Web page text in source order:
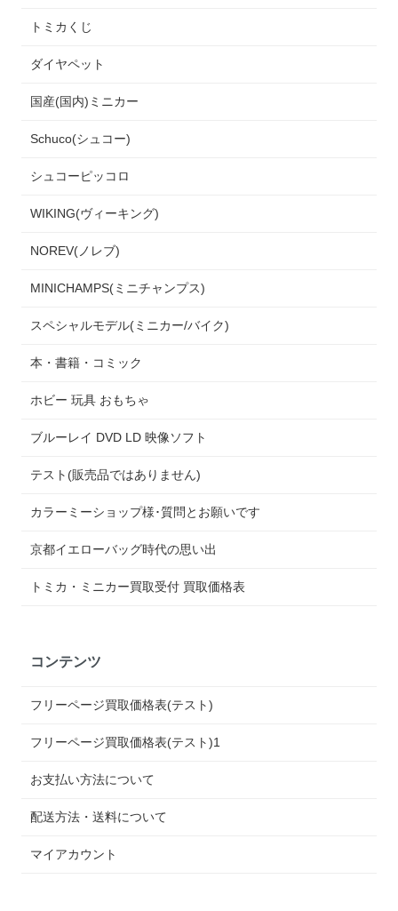
トミカくじ
ダイヤペット
国産(国内)ミニカー
Schuco(シュコー)
シュコーピッコロ
WIKING(ヴィーキング)
NOREV(ノレブ)
MINICHAMPS(ミニチャンプス)
スペシャルモデル(ミニカー/バイク)
本・書籍・コミック
ホビー 玩具 おもちゃ
ブルーレイ DVD LD 映像ソフト
テスト(販売品ではありません)
カラーミーショップ様･質問とお願いです
京都イエローバッグ時代の思い出
トミカ・ミニカー買取受付 買取価格表
コンテンツ
フリーページ買取価格表(テスト)
フリーページ買取価格表(テスト)1
お支払い方法について
配送方法・送料について
マイアカウント